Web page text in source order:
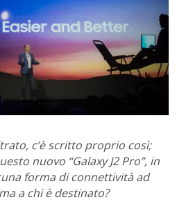
c’è scritto proprio così;
nuovo “Galaxy J2 Pro”, in
forma di connettività ad
a chi è destinato?